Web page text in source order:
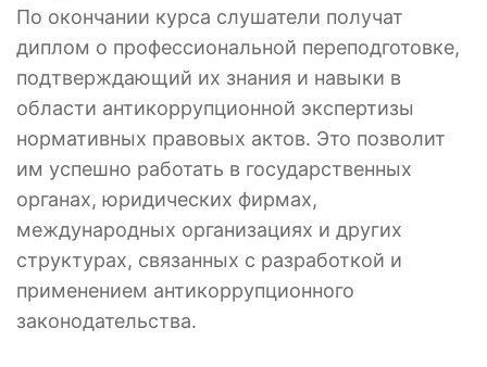
По окончании курса слушатели получат
диплом о профессиональной переподготовке,
подтверждающий их знания и навыки в
области антикоррупционной экспертизы
нормативных правовых актов. Это позволит
им успешно работать в государственных
органах, юридических фирмах,
международных организациях и других
структурах, связанных с разработкой и
применением антикоррупционного
законодательства.